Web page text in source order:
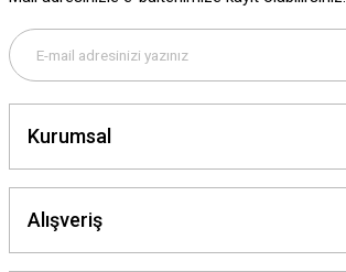
Kurumsal
Alışveriş